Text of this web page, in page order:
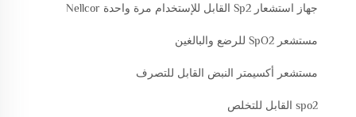
جهاز استشعار Sp2 القابل للإستخدام مرة واحدة Nellcor
مستشعر SpO2 للرضع والبالغين
مستشعر أكسيمتر النبض القابل للتصرف
spo2 القابل للتخلص